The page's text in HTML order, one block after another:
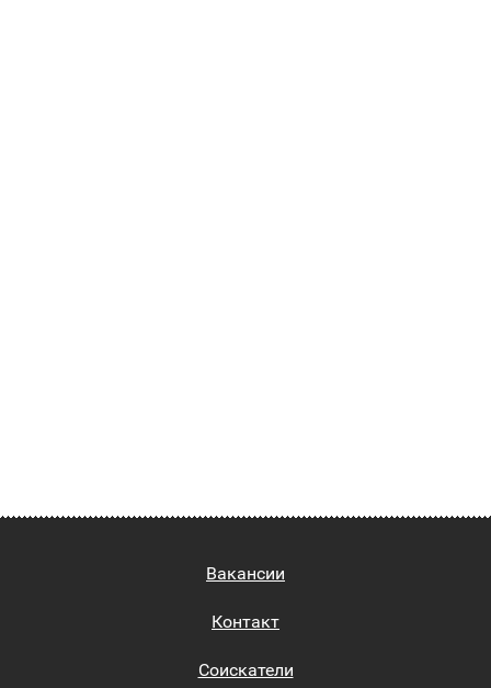
Вакансии
Контакт
Соискатели